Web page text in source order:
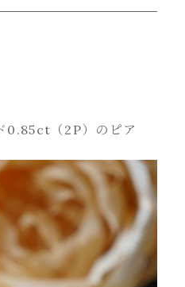
0.85ct（2P）のピア